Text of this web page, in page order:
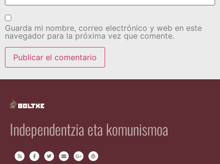
Guarda mi nombre, correo electrónico y web en este
navegador para la próxima vez que comente.
Independentzia eta komunismoa